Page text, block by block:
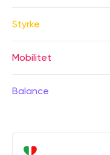
Styrke
Mobilitet
Balance